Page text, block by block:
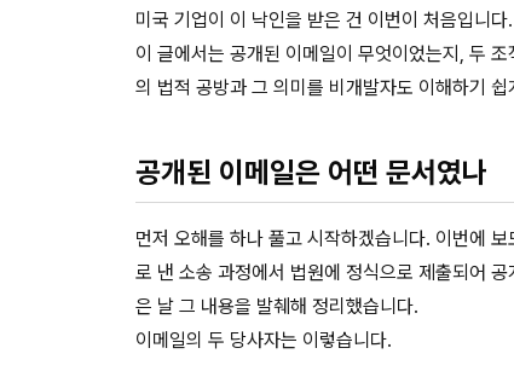
미국 기업이 이 낙인을 받은 건 이번이 처음입니다.
이 글에서는 공개된 이메일이 무엇이었는지, 두
의 법적 공방과 그 의미를 비개발자도 이해하기 쉽
공개된 이메일은 어떤 문서였나
먼저 오해를 하나 풀고 시작하겠습니다. 이번에
로 낸 소송 과정에서 법원에 정식으로 제출되어
은 날 그 내용을 발췌해 정리했습니다.
이메일의 두 당사자는 이렇습니다.